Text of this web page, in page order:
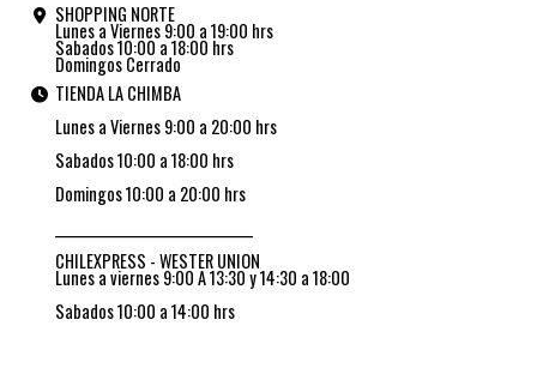
SHOPPING NORTE
Lunes a Viernes 9:00 a 19:00 hrs
Sabados 10:00 a 18:00 hrs
Domingos Cerrado
TIENDA LA CHIMBA
Lunes a Viernes 9:00 a 20:00 hrs
Sabados 10:00 a 18:00 hrs
Domingos 10:00 a 20:00 hrs
CHILEXPRESS - WESTER UNION
Lunes a viernes 9:00 A 13:30 y 14:30 a 18:00
Sabados 10:00 a 14:00 hrs